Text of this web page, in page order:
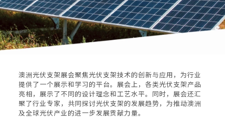
澳洲光伏支架展会聚焦光伏支架技术的创新与应用，为行业
提供了一个展示和学习的平台。展会上，各类光伏支架产品
亮相，展示了不同的设计理念和工艺水平。同时，展会还汇
聚了行业专家，共同探讨光伏支架的发展趋势，为推动澳洲
及全球光伏产业的进一步发展贡献力量。